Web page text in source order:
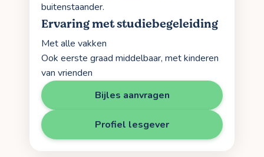
buitenstaander.
Ervaring met studiebegeleiding
Met alle vakken
Ook eerste graad middelbaar, met kinderen
van vrienden
Bijles aanvragen
Profiel lesgever